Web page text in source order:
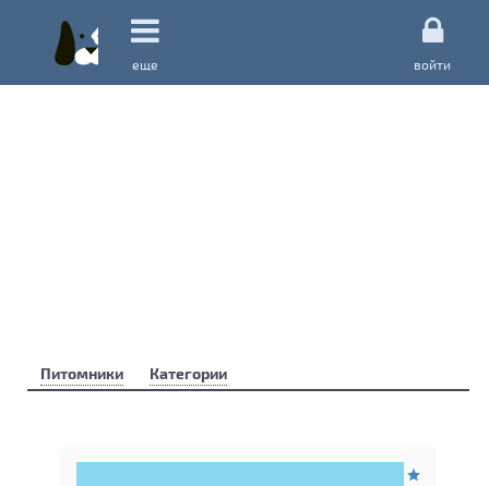
еще войти
Питомники Категории